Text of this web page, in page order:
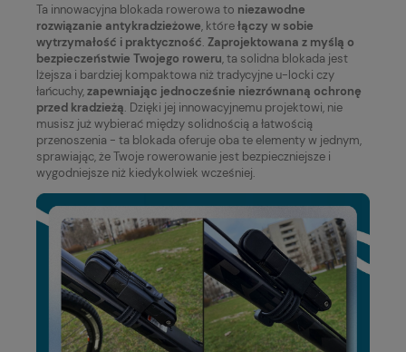
Ta innowacyjna blokada rowerowa to niezawodne
rozwiązanie antykradzieżowe, którełączy w sobie
wytrzymałość i praktyczność. Zaprojektowana z myślą o
bezpieczeństwie Twojego roweru, ta solidna blokada jest
lżejsza i bardziej kompaktowa niż tradycyjne u-locki czy
łańcuchy,zapewniając jednocześnie niezrównaną ochronę
przed kradzieżą. Dzięki jej innowacyjnemu projektowi, nie
musisz już wybierać między solidnością a łatwością
przenoszenia - ta blokada oferuje oba te elementy w jednym,
sprawiając, że Twoje rowerowanie jest bezpieczniejsze i
wygodniejsze niż kiedykolwiek wcześniej.